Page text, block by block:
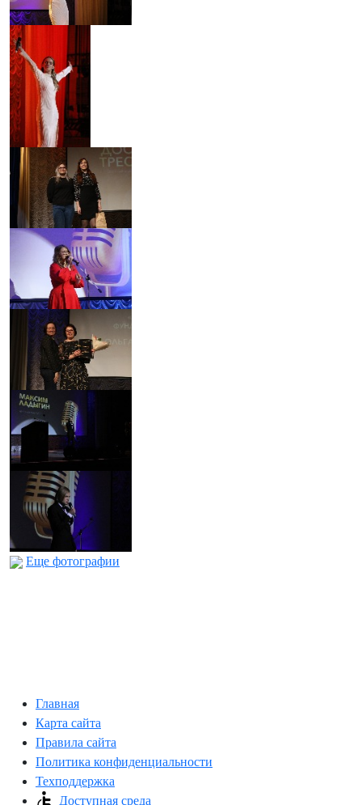
Еще фотографии
Главная
Карта сайта
Правила сайта
Политика конфиденциальности
Техподдержка
Доступная среда